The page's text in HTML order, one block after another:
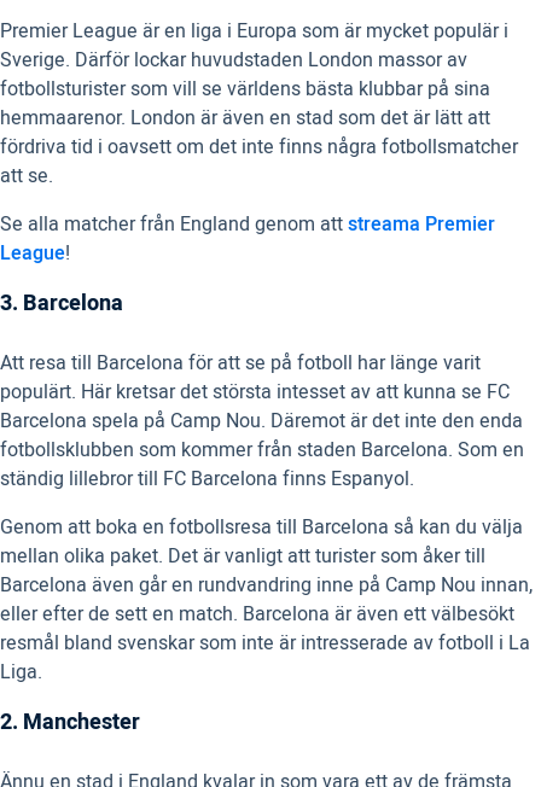
Premier League är en liga i Europa som är mycket populär i
Sverige. Därför lockar huvudstaden London massor av
fotbollsturister som vill se världens bästa klubbar på sina
hemmaarenor. London är även en stad som det är lätt att
fördriva tid i oavsett om det inte finns några fotbollsmatcher
att se.
Se alla matcher från England genom attstreama Premier
League!
3. Barcelona
Att resa till Barcelona för att se på fotboll har länge varit
populärt. Här kretsar det största intesset av att kunna se FC
Barcelona spela på Camp Nou. Däremot är det inte den enda
fotbollsklubben som kommer från staden Barcelona. Som en
ständig lillebror till FC Barcelona finns Espanyol.
Genom att boka en fotbollsresa till Barcelona så kan du välja
mellan olika paket. Det är vanligt att turister som åker till
Barcelona även går en rundvandring inne på Camp Nou innan,
eller efter de sett en match. Barcelona är även ett välbesökt
resmål bland svenskar som inte är intresserade av fotboll i La
Liga.
2. Manchester